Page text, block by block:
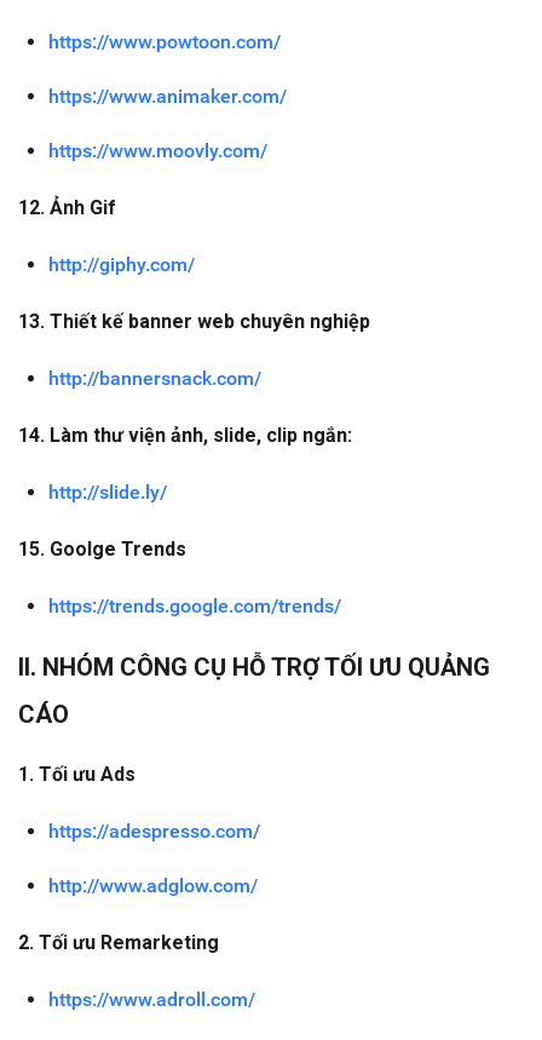
https://www.powtoon.com/
https://www.animaker.com/
https://www.moovly.com/
12. Ảnh Gif
http://giphy.com/
13. Thiết kế banner web chuyên nghiệp
http://bannersnack.com/
14. Làm thư viện ảnh, slide, clip ngắn:
http://slide.ly/
15. Goolge Trends
https://trends.google.com/trends/
II. NHÓM CÔNG CỤ HỖ TRỢ TỐI ƯU QUẢNG
CÁO
1. Tối ưu Ads
https://adespresso.com/
http://www.adglow.com/
2. Tối ưu Remarketing
https://www.adroll.com/